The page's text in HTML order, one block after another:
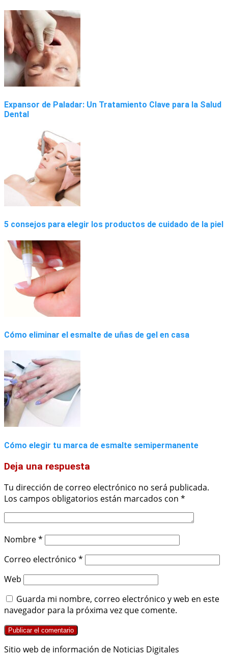
Expansor de Paladar: Un Tratamiento Clave para la Salud
Dental
5 consejos para elegir los productos de cuidado de la piel
Cómo eliminar el esmalte de uñas de gel en casa
Cómo elegir tu marca de esmalte semipermanente
Deja una respuesta
Tu dirección de correo electrónico no será publicada.
Los campos obligatorios están marcados con *
Nombre*
Correo electrónico *
Web
Guarda mi nombre, correo electrónico y web en este
navegador para la próxima vez que comente.
Sitio web de información de Noticias Digitales